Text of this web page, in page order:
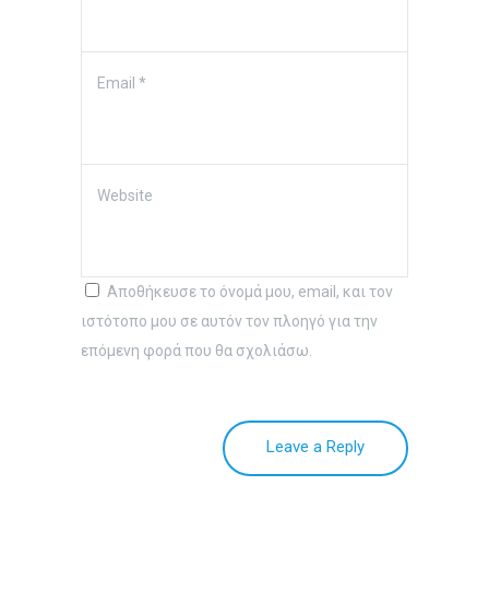
Email *
Website
Αποθήκευσε το όνομά μου, email, και τον
ιστότοπο μου σε αυτόν τον πλοηγό για την
επόμενη φορά που θα σχολιάσω.